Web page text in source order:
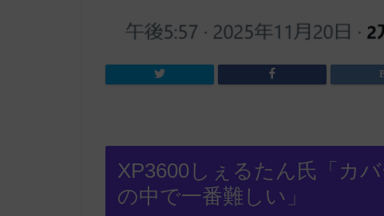
XP3600しぇるたん氏「カ
の中で一番難しい」